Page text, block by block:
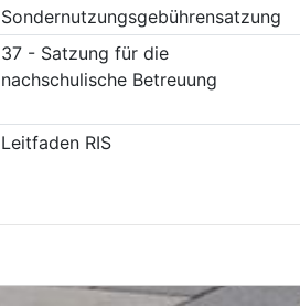
Sondernutzungsgebührensatzung
37 - Satzung für die
nachschulische Betreuung
Leitfaden RIS